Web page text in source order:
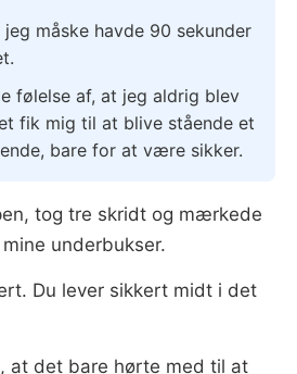
måske havde 90 sekunder
følelse af, at jeg aldrig blev
fik mig til at blive stående et
bare for at være sikker.
tog tre skridt og mærkede
underbukser.
Du lever sikkert midt i det
at det bare hørte med til at